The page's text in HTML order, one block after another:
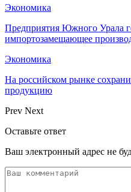
Экономика
Предприятия Южного Урала
импортозамещающее
Экономика
На российском рынке
продукцию
Prev Next
Оставьте ответ
Ваш электронный адрес не